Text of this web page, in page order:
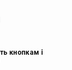
кнопкам і